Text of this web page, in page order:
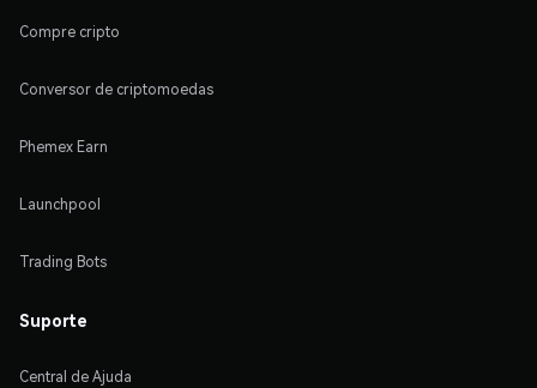
Compre cripto
Conversor de criptomoedas
Phemex Earn
Launchpool
Trading Bots
Suporte
Central de Ajuda